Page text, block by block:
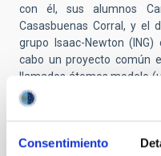
Consentimiento
con él, sus alumnos
Casasbuenas Corral, y el
grupo Isaac-Newton
cabo un proyecto común
llamados átomos modelo
niveles electrónicos y
Este trabajo permitirá
contenido de metales en